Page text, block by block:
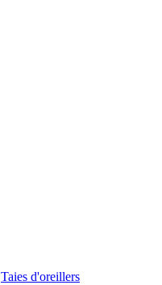
Taies d'oreillers